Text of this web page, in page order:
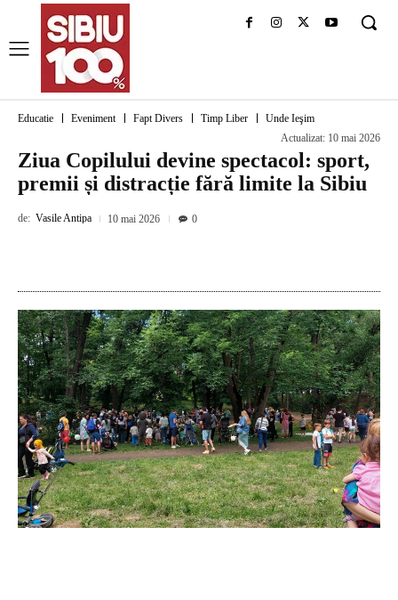
Educatie Eveniment Fapt Divers Timp Liber
Unde Ieşim
Actualizat: 10 mai 2026
Ziua Copilului devine spectacol: sport,
premii și distracție fără limite la Sibiu
de: Vasile Antipa 10 mai 2026 0